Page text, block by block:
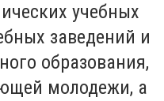
учебных
заведений и
образования,
молодежи, а